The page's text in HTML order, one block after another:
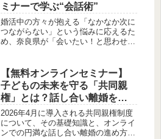
ミナーで学ぶ“会話術”
婚活中の方々が抱える「なかなか次に
つながらない」という悩みに応えるた
め、奈良県が「会いたい！と思わせる
き方」や「伝え方」に焦点を当て、初
対面でも心に残るコミュニケーション
のコツを学ぶ機会です。
【無料オンラインセミナー】
子どもの未来を守る「共同親
権」とは？話し合い離婚を弁
護士が解説
2026年4月に導入される共同親権制度
について、その基礎知識と、オンライ
ンでの円満な話し合い離婚の進め方を